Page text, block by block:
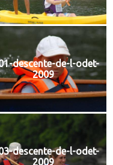
descente-de-l-odet-
2009
descente-de-l-odet-
2009